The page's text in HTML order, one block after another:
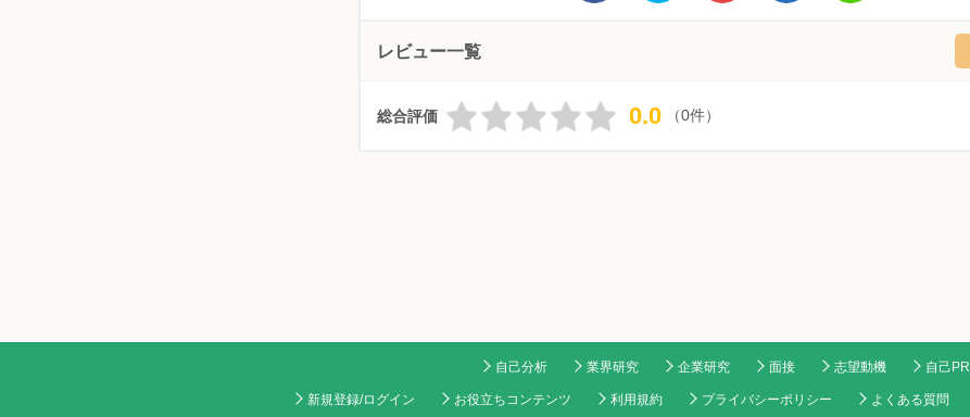
レビュー一覧
総合評価 0.0 （0件）
自己分析 業界研究 企業研究 面接 志望動機 自己PR
新規登録/ログイン お役立ちコンテンツ 利用規約 プライバシーポリシー よくある質問